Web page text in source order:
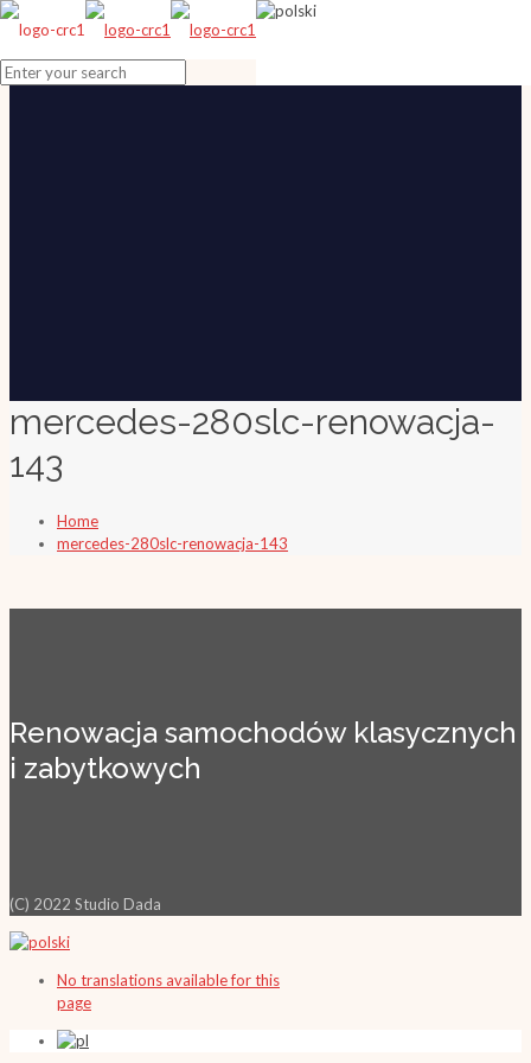
mercedes-280slc-renowacja-
143
Home
mercedes-280slc-renowacja-143
Renowacja samochodów klasycznych
i zabytkowych
(C) 2022 Studio Dada
No translations available for this
page